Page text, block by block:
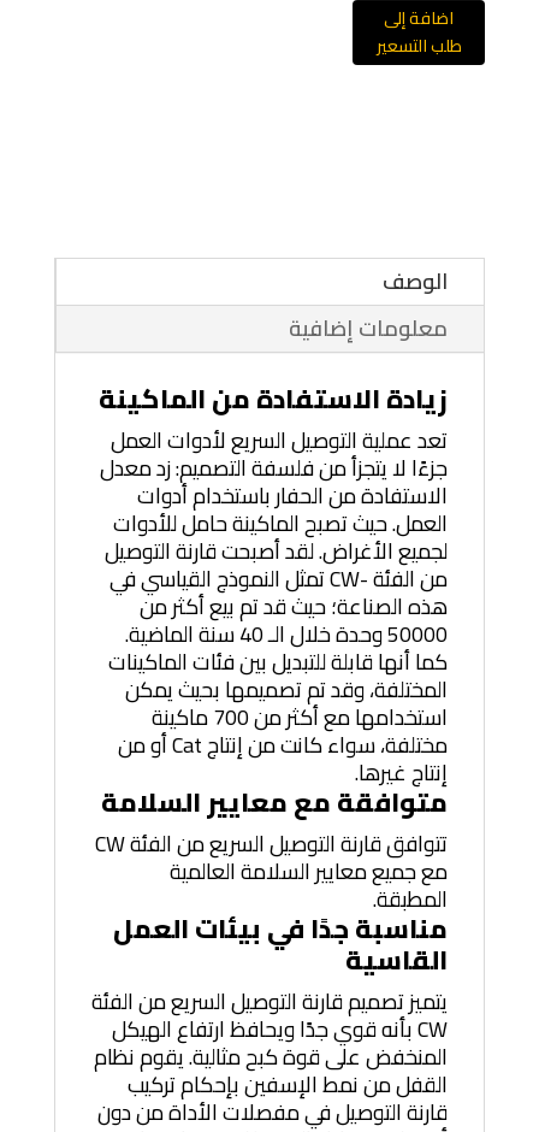
اضافة إلى
طلب التسعير
الوصف
معلومات إضافية
زيادة الاستفادة من الماكينة
تعد عملية التوصيل السريع لأدوات العمل
جزءًا لا يتجزأ من فلسفة التصميم: زد معدل
الاستفادة من الحفار باستخدام أدوات
العمل. حيث تصبح الماكينة حامل للأدوات
لجميع الأغراض. لقد أصبحت قارنة التوصيل
من الفئة -CW تمثل النموذج القياسي في
هذه الصناعة؛ حيث قد تم بيع أكثر من
50000 وحدة خلال الـ 40 سنة الماضية.
كما أنها قابلة للتبديل بين فئات الماكينات
المختلفة، وقد تم تصميمها بحيث يمكن
استخدامها مع أكثر من 700 ماكينة
مختلفة، سواء كانت من إنتاج Cat أو من
إنتاج غيرها.
متوافقة مع معايير السلامة
تتوافق قارنة التوصيل السريع من الفئة CW
مع جميع معايير السلامة العالمية
المطبقة.
مناسبة جدًا في بيئات العمل
القاسية
يتميز تصميم قارنة التوصيل السريع من الفئة
CW بأنه قوي جدًا ويحافظ ارتفاع الهيكل
المنخفض على قوة كبح مثالية. يقوم نظام
القفل من نمط الإسفين بإحكام تركيب
قارنة التوصيل في مفصلات الأداة من دون